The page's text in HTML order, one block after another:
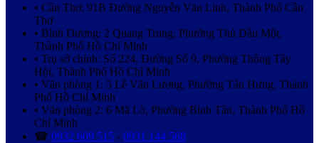
• Cần Thơ: 91B Đường Nguyễn Văn Linh, Thành Phố Cần
Thơ
• Bình Dương: 2 Quang Trung, Phường Thủ Dầu Một,
Thành Phố Hồ Chí Minh
• Trụ sở chính: Số 224, Đường Số 9, Phường Thông Tây
Hội, Thành Phố Hồ Chí Minh
• Văn phòng 1: 5 Lê Văn Lương, Phường Tân Hưng, Thành
Phố Hồ Chí Minh
• Văn phòng 2: 6 Mã Lò, Phường Bình Tân, Thành Phố Hồ
Chí Minh
☎ 0932 609 515 - 0931 144 568